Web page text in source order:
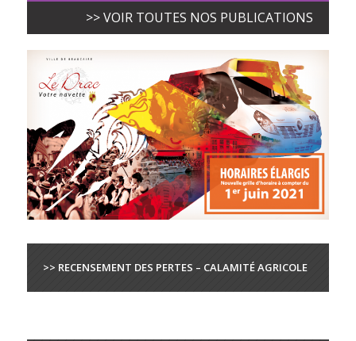
>> VOIR TOUTES NOS PUBLICATIONS
>> RECENSEMENT DES PERTES – CALAMITÉ AGRICOLE